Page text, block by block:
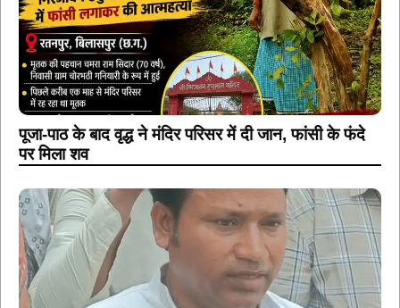
पूजा-पाठ के बाद वृद्ध ने मंदिर परिसर में दी जान, फांसी के फंदे
पर मिला शव